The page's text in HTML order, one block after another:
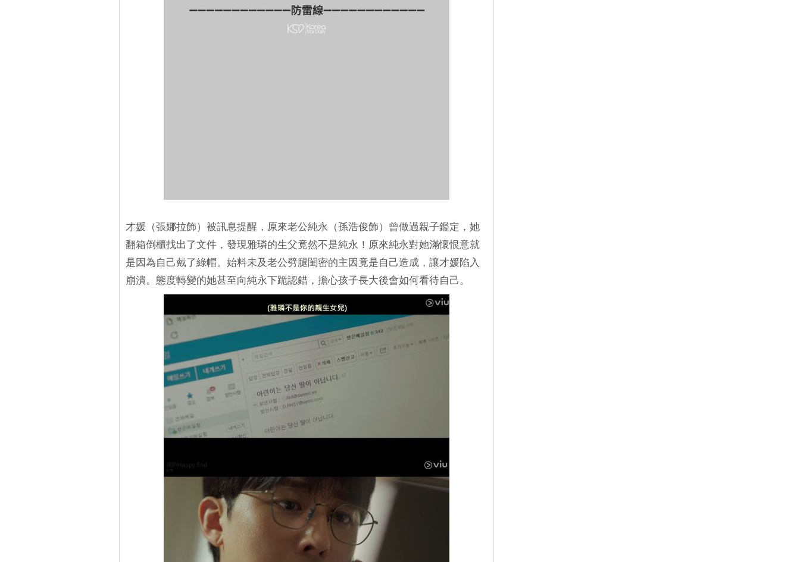
才媛（張娜拉飾）被訊息提醒，原來老公純永（孫浩俊飾）曾做過親子鑑定，她
翻箱倒櫃找出了文件，發現雅璘的生父竟然不是純永！原來純永對她滿懷恨意就
是因為自己戴了綠帽。始料未及老公劈腿閨密的主因竟是自己造成，讓才媛陷入
崩潰。態度轉變的她甚至向純永下跪認錯，擔心孩子長大後會如何看待自己。